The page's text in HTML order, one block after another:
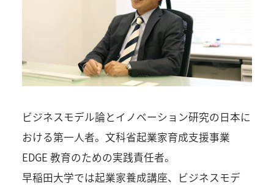
ビジネスモデル論とイノベーション研究の⽇本に
おける第⼀⼈者。⽂科省起業家育成⽀援事業
EDGE 教育のための実践責任者。
早稲⽥⼤学では起業家養成講座、ビジネスモデ